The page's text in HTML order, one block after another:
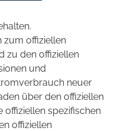
zum offiziellen
zu den offiziellen
und
neuer
über den offiziellen
offiziellen spezifischen
offiziellen